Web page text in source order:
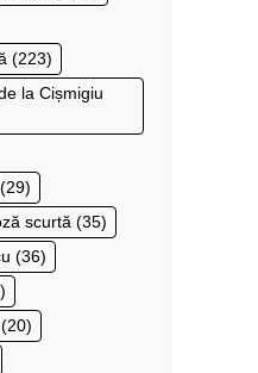
(223)
la Cișmigiu
(29)
scurtă (35)
(36)
(20)